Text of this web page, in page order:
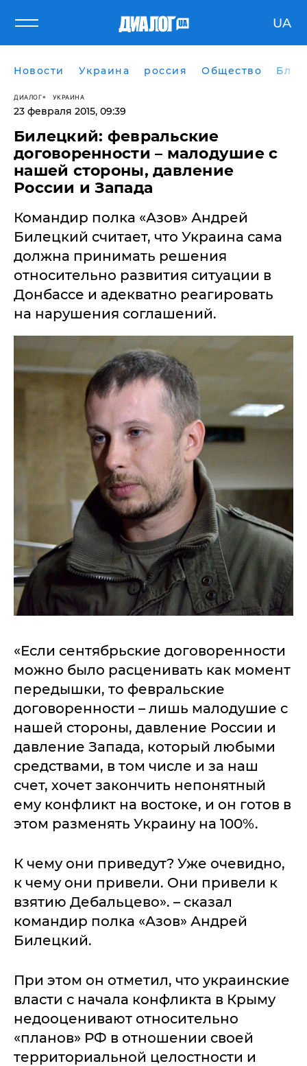
UA
Новости Украина россия Общество
ДИАЛОГ УКРАИНА
23 февраля 2015, 09:39
Билецкий: февральские
договоренности – малодушие с
нашей стороны, давление
России и Запада
Командир полка «Азов» Андрей
Билецкий считает, что Украина сама
должна принимать решения
относительно развития ситуации в
Донбассе и адекватно реагировать
на нарушения соглашений.
«Если сентябрьские договоренности
можно было расценивать как момент
передышки, то февральские
договоренности – лишь малодушие с
нашей стороны, давление России и
давление Запада, который любыми
средствами, в том числе и за наш
счет, хочет закончить непонятный
ему конфликт на востоке, и он готов в
этом разменять Украину на 100%.
К чему они приведут? Уже очевидно,
к чему они привели. Они привели к
взятию Дебальцево». – сказал
командир полка «Азов» Андрей
Билецкий.
При этом он отметил, что украинские
власти с начала конфликта в Крыму
недооценивают относительно
«планов» РФ в отношении своей
территориальной целостности и